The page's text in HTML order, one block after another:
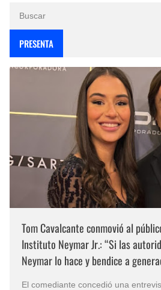
PRESENTA
Tom Cavalcante conmovió al
Instituto Neymar Jr.: “Si las
Neymar lo hace y bendice a
El comediante concedió una